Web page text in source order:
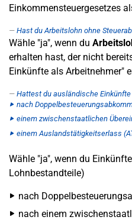
Einkommensteuergesetzes
Hast du Arbeitslohn ohne
Wähle "ja", wenn du
erhalten hast, der nicht
Einkünfte als Arbeitnehmer"
Hattest du ausländische
nach
einem zwischenstaatlichen
einem Auslandstätigkeitserlass
Wähle "ja", wenn du
Lohnbestandteile)
nach
nach einem